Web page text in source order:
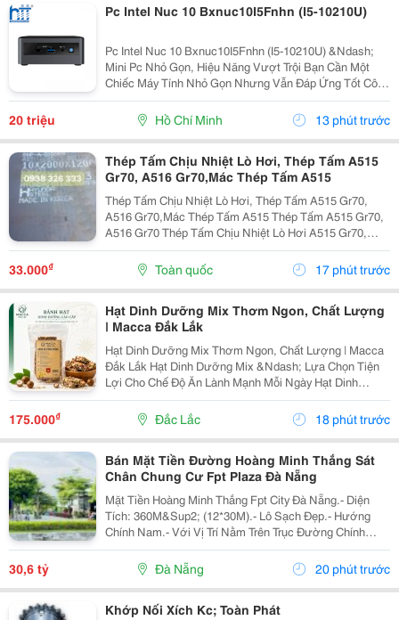
Pc Intel Nuc 10 Bxnuc10I5Fnhn (I5-10210U)
Pc Intel Nuc 10 Bxnuc10I5Fnhn (I5-10210U) &Ndash;
Mini Pc Nhỏ Gọn, Hiệu Năng Vượt Trội Bạn Cần Một
Chiếc Máy Tính Nhỏ Gọn Nhưng Vẫn Đáp Ứng Tốt Công
Việc Văn Phòng, Học Tập Hay Giải Trí? Pc Intel Nuc 10
Bxnuc10I5Fnhn (I5-10210U) Là Lựa Chọn Lý Tưởng...
20 triệu Hồ Chí Minh 13 phút trước
Thép Tấm Chịu Nhiệt Lò Hơi, Thép Tấm A515
Gr70, A516 Gr70,Mác Thép Tấm A515
Thép Tấm Chịu Nhiệt Lò Hơi, Thép Tấm A515 Gr70,
A516 Gr70,Mác Thép Tấm A515 Thép Tấm A515 Gr70,
A516 Gr70 Thép Tấm Chịu Nhiệt Lò Hơi A515 Gr70,
A516 Gr70,20Mm,25Mm Thép Tấm Lò Hơi A515 Gr70
Là Loại Thép Hợp Kim Carbon-Silicon Chất Lượng
33.000₫ Toàn quốc 17 phút trước
Hạt Dinh Dưỡng Mix Thơm Ngon, Chất Lượng
| Macca Đắk Lắk
Hạt Dinh Dưỡng Mix Thơm Ngon, Chất Lượng | Macca
Đắk Lắk Hạt Dinh Dưỡng Mix &Ndash; Lựa Chọn Tiện
Lợi Cho Chế Độ Ăn Lành Mạnh Mỗi Ngày Hạt Dinh
Dưỡng Mix Là Sự Kết Hợp Của Nhiều Loại Hạt Giàu
Dưỡng Chất, Mang Đến Hương Vị Thơm Ngon Và Tiện
175.000₫ Đắc Lắc 18 phút trước
Bán Mặt Tiền Đường Hoàng Minh Thắng Sát
Chân Chung Cư Fpt Plaza Đà Nẵng
Mặt Tiền Hoàng Minh Thắng Fpt City Đà Nẵng.- Diện
Tích: 360M&Sup2; (12*30M).- Lô Sạch Đẹp.- Hướng
Chính Nam.- Với Vị Trí Nằm Trên Trục Đường Chính
Thông Từ Sân Bay Quốc Tế Đà Nẵng Ra Đến Bãi Tắm
Tân Trà. Là Một Trong Những Tuyến Đường Huyết Mạch
30,6 tỷ Đà Nẵng 20 phút trước
Khớp Nối Xích Kc; Toàn Phát